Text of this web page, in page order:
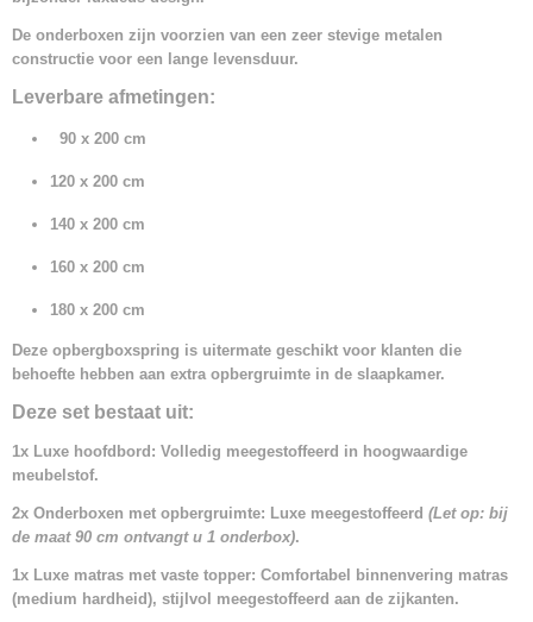
De onderboxen zijn voorzien van een zeer stevige metalen
constructie voor een lange levensduur.
Leverbare afmetingen:
90 x 200 cm
120 x 200 cm
140 x 200 cm
160 x 200 cm
180 x 200 cm
Deze opbergboxspring is uitermate geschikt voor klanten die
behoefte hebben aan extra opbergruimte in de slaapkamer.
Deze set bestaat uit:
1x Luxe hoofdbord: Volledig meegestoffeerd in hoogwaardige
meubelstof.
2x Onderboxen met opbergruimte: Luxe meegestoffeerd (Let op: bij
de maat 90 cm ontvangt u 1 onderbox).
1x Luxe matras met vaste topper: Comfortabel binnenvering matras
(medium hardheid), stijlvol meegestoffeerd aan de zijkanten.